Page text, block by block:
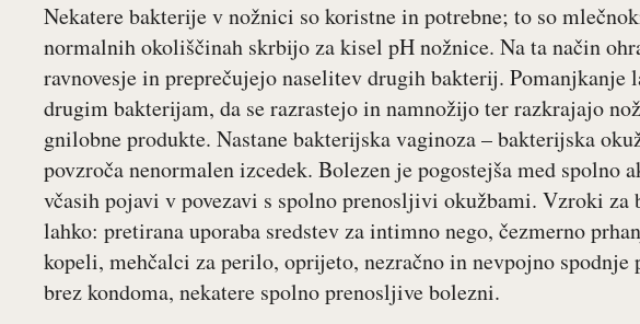
Nekatere bakterije v nožnici so koristne in potrebne; to so
normalnih okoliščinah skrbijo za kisel pH nožnice. Na ta način
ravnovesje in preprečujejo naselitev drugih bakterij. Pomanjkanje
drugim bakterijam, da se razrastejo in namnožijo ter razkrajajo
gnilobne produkte. Nastane bakterijska vaginoza – bakterijska
povzroča nenormalen izcedek. Bolezen je pogostejša med spolno
včasih pojavi v povezavi s spolno prenosljivi okužbami. Vzroki za
lahko: pretirana uporaba sredstev za intimno nego, čezmerno
kopeli, mehčalci za perilo, oprijeto, nezračno in nevpojno
brez kondoma, nekatere spolno prenosljive bolezni.